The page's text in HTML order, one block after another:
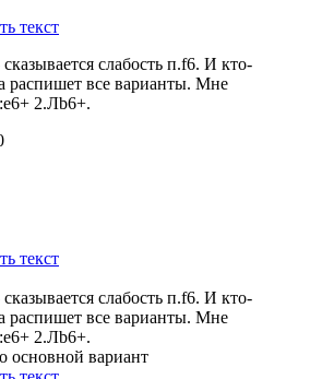
текст
слабость п.f6. И кто-
распишет все варианты. Мне
2.Лb6+.
текст
слабость п.f6. И кто-
распишет все варианты. Мне
2.Лb6+.
основной вариант